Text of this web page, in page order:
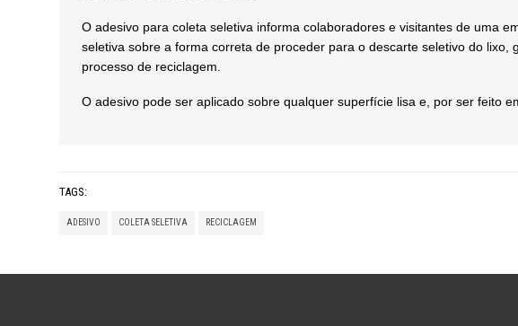
O adesivo para coleta seletiva informa colaboradores e visitantes de uma
seletiva sobre a forma correta de proceder para o descarte seletivo do lixo,
processo de reciclagem.
O adesivo pode ser aplicado sobre qualquer superfície lisa e, por ser feito
TAGS:
ADESIVO COLETA SELETIVA RECICLAGEM